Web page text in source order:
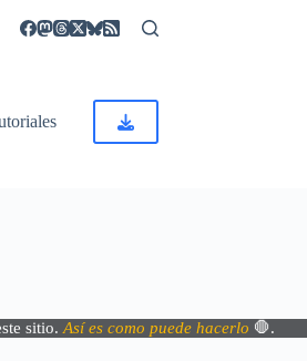
sitio. Así es como puede hacerlo 🛑.